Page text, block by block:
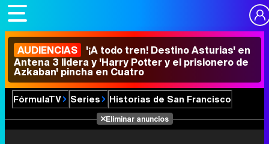
AUDIENCIAS '¡A todo tren! Destino Asturias' en
Antena 3 lidera y 'Harry Potter y el prisionero de
Azkaban' pincha en Cuatro
FórmulaTV Series Historias de San Francisco
Eliminar anuncios